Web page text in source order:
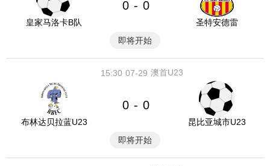
皇家马洛卡B队
0 - 0
圣特安德雷
即将开始
07-29
15:30 澳首U23
布林达贝拉蓝U23
0 - 0
昆比亚城市U23
即将开始